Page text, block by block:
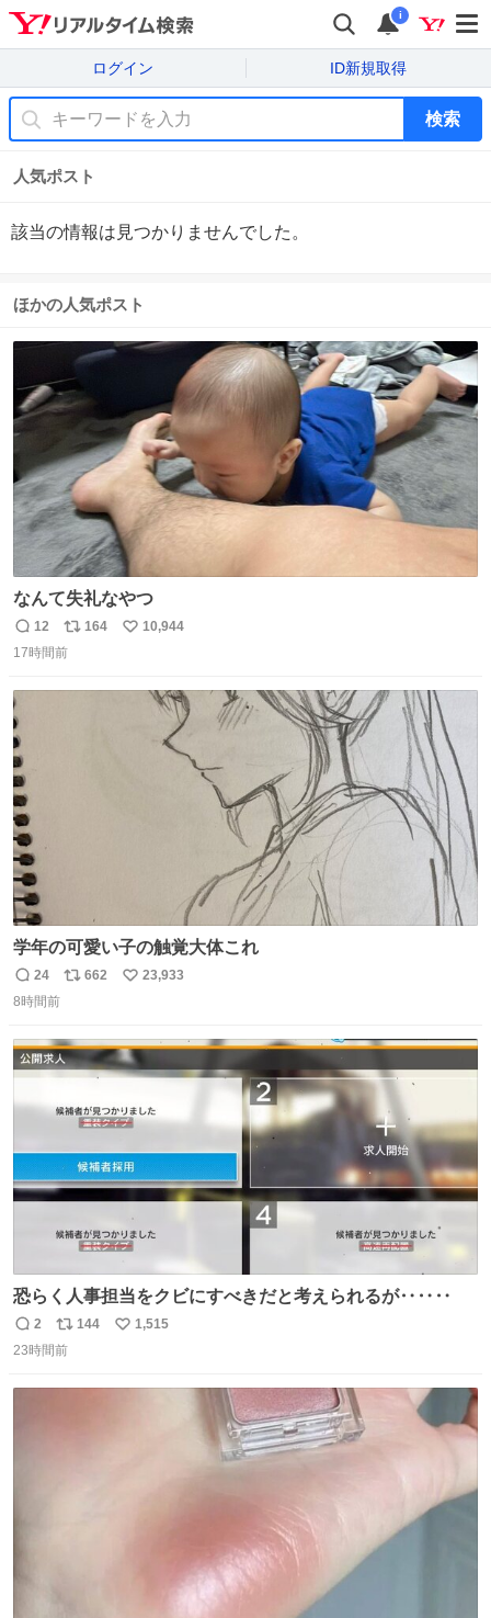
i
ログイン ID新規取得
検索
人気ポスト
該当の情報は見つかりませんでした。
ほかの人気ポスト
なんて失礼なやつ
返
信
12
リ
ポ
164
い
10,944
17時間前
学年の可愛い子の触覚大体これ
返
信
24
リ
ト
数
662
い
数
23,933
8時間前
恐らく人事担当をクビにすべきだと考えられるが‥‥‥
返
信
2
リ
ポ
144
い
1,515
23時間前